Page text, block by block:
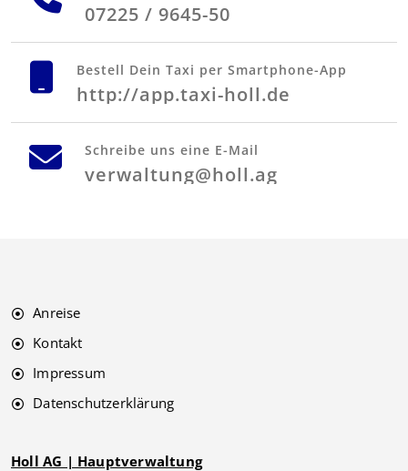
07225 / 9645-50
Bestell Dein Taxi per Smartphone-App
http://app.taxi-holl.de
Schreibe uns eine E-Mail
verwaltung@holl.ag
Anreise
Kontakt
Impressum
Datenschutzerklärung
Holl AG | Hauptverwaltung